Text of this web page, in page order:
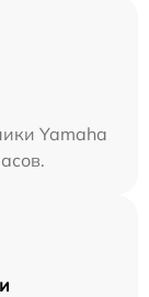
Yamaha